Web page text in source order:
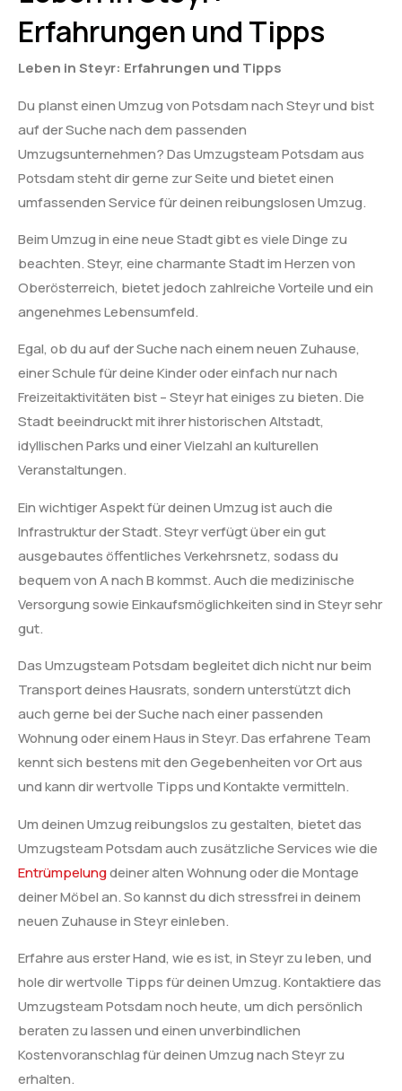
Erfahrungen und Tipps
Leben in Steyr: Erfahrungen und Tipps
Du planst einen Umzug von Potsdam nach Steyr und bist
auf der Suche nach dem passenden
Umzugsunternehmen? Das Umzugsteam Potsdam aus
Potsdam steht dir gerne zur Seite und bietet einen
umfassenden Service für deinen reibungslosen Umzug.
Beim Umzug in eine neue Stadt gibt es viele Dinge zu
beachten. Steyr, eine charmante Stadt im Herzen von
Oberösterreich, bietet jedoch zahlreiche Vorteile und ein
angenehmes Lebensumfeld.
Egal, ob du auf der Suche nach einem neuen Zuhause,
einer Schule für deine Kinder oder einfach nur nach
Freizeitaktivitäten bist – Steyr hat einiges zu bieten. Die
Stadt beeindruckt mit ihrer historischen Altstadt,
idyllischen Parks und einer Vielzahl an kulturellen
Veranstaltungen.
Ein wichtiger Aspekt für deinen Umzug ist auch die
Infrastruktur der Stadt. Steyr verfügt über ein gut
ausgebautes öffentliches Verkehrsnetz, sodass du
bequem von A nach B kommst. Auch die medizinische
Versorgung sowie Einkaufsmöglichkeiten sind in Steyr sehr
gut.
Das Umzugsteam Potsdam begleitet dich nicht nur beim
Transport deines Hausrats, sondern unterstützt dich
auch gerne bei der Suche nach einer passenden
Wohnung oder einem Haus in Steyr. Das erfahrene Team
kennt sich bestens mit den Gegebenheiten vor Ort aus
und kann dir wertvolle Tipps und Kontakte vermitteln.
Um deinen Umzug reibungslos zu gestalten, bietet das
Umzugsteam Potsdam auch zusätzliche Services wie die
Entrümpelungdeiner alten Wohnung oder die Montage
deiner Möbel an. So kannst du dich stressfrei in deinem
neuen Zuhause in Steyr einleben.
Erfahre aus erster Hand, wie es ist, in Steyr zu leben, und
hole dir wertvolle Tipps für deinen Umzug. Kontaktiere das
Umzugsteam Potsdam noch heute, um dich persönlich
beraten zu lassen und einen unverbindlichen
Kostenvoranschlag für deinen Umzug nach Steyr zu
erhalten.